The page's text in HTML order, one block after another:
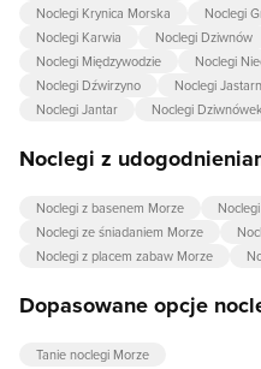
Noclegi Krynica Morska
Noclegi
Noclegi Karwia
Noclegi Dziwnów
Noclegi Międzywodzie
Noclegi
Noclegi Dźwirzyno
Noclegi
Noclegi Jantar
Noclegi Dziwnówek
Noclegi z
Noclegi z basenem Morze
Noclegi ze śniadaniem Morze
Noclegi z placem zabaw Morze
Dopasowane opcje
Tanie noclegi Morze